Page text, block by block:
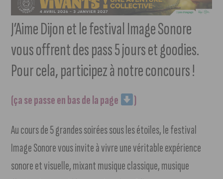
J’Aime Dijon et le festival Image Sonore
vous offrent des pass 5 jours et goodies.
Pour cela, participez à notre concours !
(ça se passe en bas de la page )
Au cours de 5 grandes soirées sous les étoiles, le festival
Image Sonore vous invite à vivre une véritable expérience
sonore et visuelle, mixant musique classique, musique